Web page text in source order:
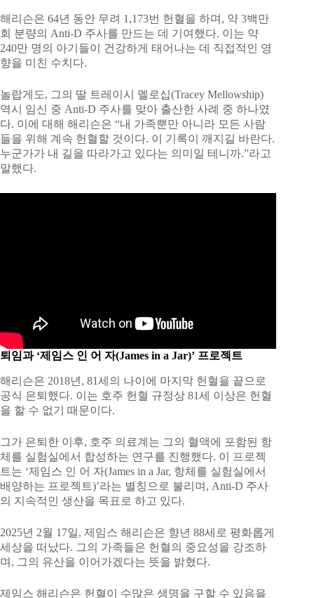
해리슨은 64년 동안 무려 1,173번 헌혈을 하며, 약 3백만
회 분량의 Anti-D 주사를 만드는 데 기여했다. 이는 약
240만 명의 아기들이 건강하게 태어나는 데 직접적인 영
향을 미친 수치다.
놀랍게도, 그의 딸 트레이시 멜로십(Tracey Mellowship)
역시 임신 중 Anti-D 주사를 맞아 출산한 사례 중 하나였
다. 이에 대해 해리슨은 “내 가족뿐만 아니라 모든 사람
들을 위해 계속 헌혈할 것이다. 이 기록이 깨지길 바란다.
누군가가 내 길을 따라가고 있다는 의미일 테니까.”라고
말했다.
퇴임과 ‘제임스 인 어 자(James in a Jar)’ 프로젝트
해리슨은 2018년, 81세의 나이에 마지막 헌혈을 끝으로
공식 은퇴했다. 이는 호주 헌혈 규정상 81세 이상은 헌혈
을 할 수 없기 때문이다.
그가 은퇴한 이후, 호주 의료계는 그의 혈액에 포함된 항
체를 실험실에서 합성하는 연구를 진행했다. 이 프로젝
트는 ‘제임스 인 어 자(James in a Jar, 항체를 실험실에서
배양하는 프로젝트)’라는 별칭으로 불리며, Anti-D 주사
의 지속적인 생산을 목표로 하고 있다.
2025년 2월 17일, 제임스 해리슨은 향년 88세로 평화롭게
세상을 떠났다. 그의 가족들은 헌혈의 중요성을 강조하
며, 그의 유산을 이어가겠다는 뜻을 밝혔다.
제임스 해리슨은 헌혈이 수많은 생명을 구할 수 있음을